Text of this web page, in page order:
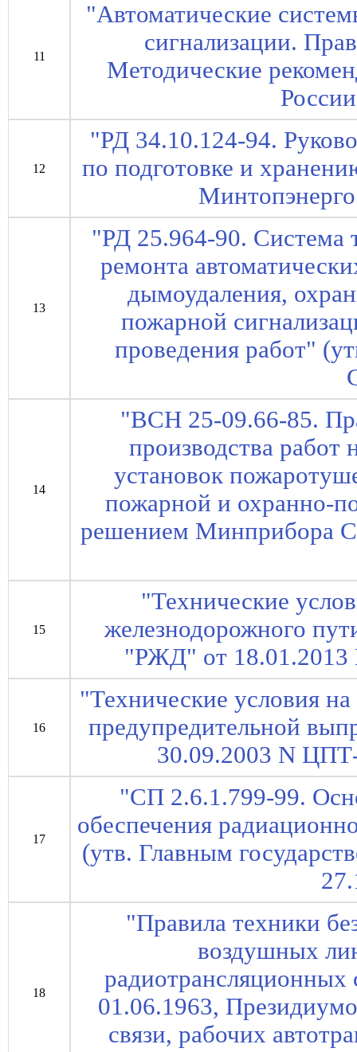
11
"Автоматические
сигнализации.
Методические
12
"РД 34.10.124-94.
по подготовке и
13
"РД 25.964-90. Система
ремонта
дымоудаления,
пожарной
проведения работ"
14
"ВСН 25-09.66-85.
производства работ
установок
пожарной и охранно-
решением Минприбора
15
"Технические
железнодорожного
"РЖД" от 18.01.2013
16
"Технические условия
предупредительной
30.09.2003 N
17
"СП 2.6.1.799-99.
обеспечения
(утв. Главным
18
"Правила техники
воздушных
01.06.1963,
связи, рабочих